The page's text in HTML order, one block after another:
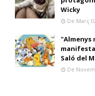
Wicky
De Març
"Almenys
Saló del
De